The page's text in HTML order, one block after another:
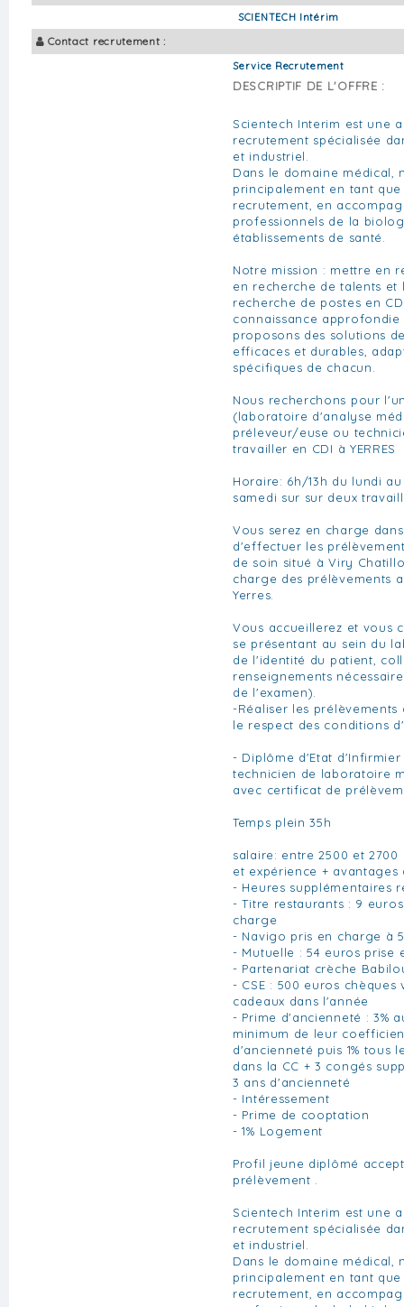
SCIENTECH Intérim
Contact recrutement :
Service Recrutement
DESCRIPTIF DE L'OFFRE :
Scientech Interim est une
recrutement spécialisée
et industriel.
Dans le domaine médical,
principalement en tant
recrutement, en
professionnels de la
établissements de santé.
Notre mission : mettre en
en recherche de talents et
recherche de postes en
connaissance
proposons des solutions
efficaces et durables,
spécifiques de chacun.
Nous recherchons pour
(laboratoire d'analyse
préleveur/euse ou
travailler en CDI à YERRES
Horaire: 6h/13h du lundi
samedi sur sur deux
Vous serez en charge
d'effectuer les
de soin situé à Viry
charge des prélèvements
Yerres.
Vous accueillerez et vous
se présentant au sein du
de l'identité du patient,
renseignements
de l'examen).
-Réaliser les
le respect des conditions
- Diplôme d'Etat
technicien de laboratoire
avec certificat de
Temps plein 35h
salaire: entre 2500 et
et expérience +
- Heures supplémentaires
- Titre restaurants : 9
charge
- Navigo pris en charge à
- Mutuelle : 54 euros prise
- Partenariat crèche
- CSE : 500 euros chèques
cadeaux dans l'année
- Prime d'ancienneté : 3%
minimum de leur
d'ancienneté puis 1% tous
dans la CC + 3 congés
3 ans d'ancienneté
- Intéressement
- Prime de cooptation
- 1% Logement
Profil jeune diplômé
prélèvement .
Scientech Interim est une
recrutement spécialisée
et industriel.
Dans le domaine médical,
principalement en tant
recrutement, en